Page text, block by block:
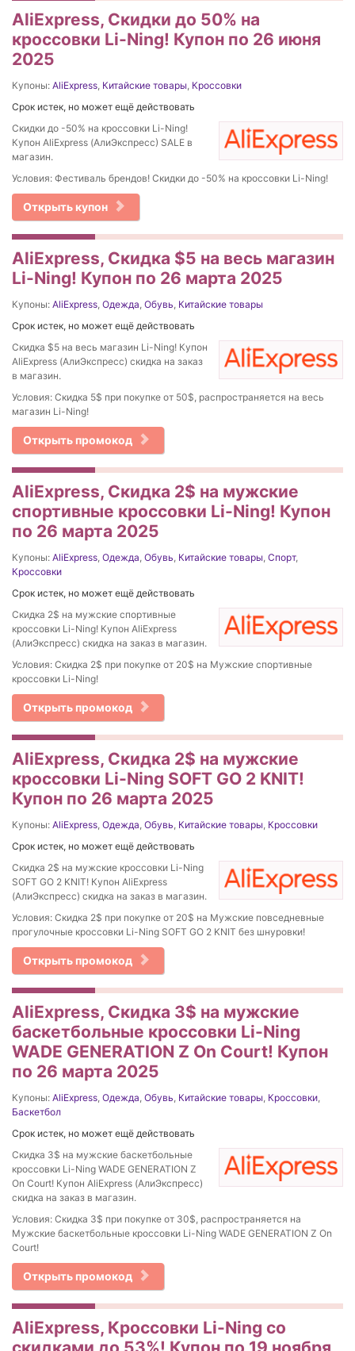
AliExpress, Скидки до 50% на
кроссовки Li-Ning! Купон по 26 июня
2025
Купоны: AliExpress, Китайские товары, Кроссовки
Срок истек, но может ещё действовать
Скидки до -50% на кроссовки Li-Ning!
Купон AliExpress (АлиЭкспресс) SALE в
магазин.
Условия: Фестиваль брендов! Скидки до -50% на кроссовки Li-Ning!
Открыть купон
AliExpress, Скидка $5 на весь магазин
Li-Ning! Купон по 26 марта 2025
Купоны: AliExpress, Одежда, Обувь, Китайские товары
Срок истек, но может ещё действовать
Скидка $5 на весь магазин Li-Ning! Купон
AliExpress (АлиЭкспресс) скидка на заказ
в магазин.
Условия: Скидка 5$ при покупке от 50$, распространяется на весь
магазин Li-Ning!
Открыть промокод
AliExpress, Скидка 2$ на мужские
спортивные кроссовки Li-Ning! Купон
по 26 марта 2025
Купоны: AliExpress, Одежда, Обувь, Китайские товары, Спорт,
Кроссовки
Срок истек, но может ещё действовать
Скидка 2$ на мужские спортивные
кроссовки Li-Ning! Купон AliExpress
(АлиЭкспресс) скидка на заказ в магазин.
Условия: Скидка 2$ при покупке от 20$ на Мужские спортивные
кроссовки Li-Ning!
Открыть промокод
AliExpress, Скидка 2$ на мужские
кроссовки Li-Ning SOFT GO 2 KNIT!
Купон по 26 марта 2025
Купоны: AliExpress, Одежда, Обувь, Китайские товары, Кроссовки
Срок истек, но может ещё действовать
Скидка 2$ на мужские кроссовки Li-Ning
SOFT GO 2 KNIT! Купон AliExpress
(АлиЭкспресс) скидка на заказ в магазин.
Условия: Скидка 2$ при покупке от 20$ на Мужские повседневные
прогулочные кроссовки Li-Ning SOFT GO 2 KNIT без шнуровки!
Открыть промокод
AliExpress, Скидка 3$ на мужские
баскетбольные кроссовки Li-Ning
WADE GENERATION Z On Court! Купон
по 26 марта 2025
Купоны: AliExpress, Одежда, Обувь, Китайские товары, Кроссовки,
Баскетбол
Срок истек, но может ещё действовать
Скидка 3$ на мужские баскетбольные
кроссовки Li-Ning WADE GENERATION Z
On Court! Купон AliExpress (АлиЭкспресс)
скидка на заказ в магазин.
Условия: Скидка 3$ при покупке от 30$, распространяется на
Мужские баскетбольные кроссовки Li-Ning WADE GENERATION Z On
Court!
Открыть промокод
AliExpress, Кроссовки Li-Ning со